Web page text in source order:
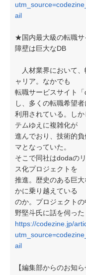
ail
★国内最大級の転職サ
障壁は巨大なDB
人材業界において、
ャリア。なかでも
転職サービスサイト
し、多くの転職希望者
利用されている。し
テムゆえに複雑化が
進んでおり、技術的
マとなっていた。
そこで同社はdodaの
ス化プロジェクトを
推進。歴史のある巨
かに乗り越えている
のか。プロジェクト
野堅斗氏に話を伺った
https://codezine.jp/
ail
【編集部からのお知ら